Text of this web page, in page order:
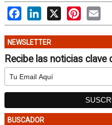
FacebookLinkedIn Pinterest
NEWSLETTER
Recibe las noticias clave
BUSCADOR